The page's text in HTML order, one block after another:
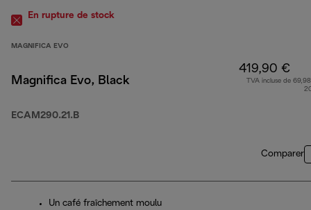
En rupture de stock
MAGNIFICA EVO
Magnifica Evo, Black
ECAM290.21.B
419,90 €
TVA incluse de
Comparer
Un café fraîchement moulu